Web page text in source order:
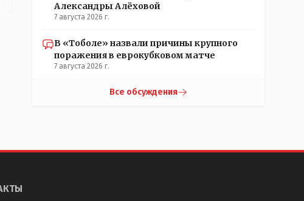
Александры Алёховой
7 августа 2026 г.
В «Тоболе» назвали причины крупного
поражения в еврокубковом матче
7 августа 2026 г.
Все обсуждения